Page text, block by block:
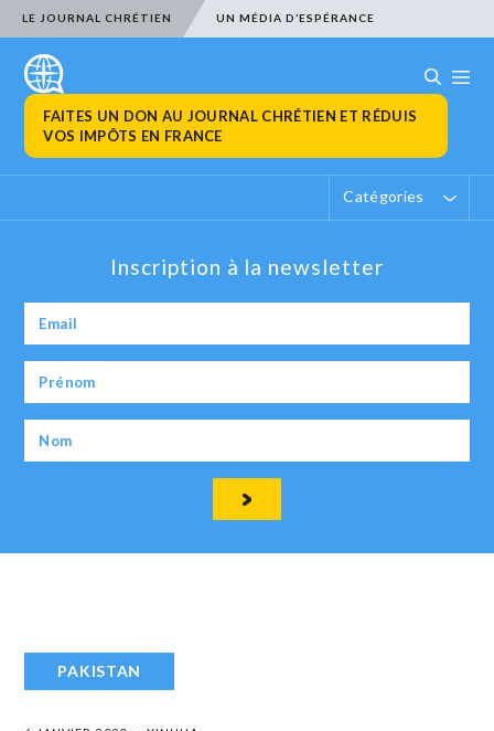
LE JOURNAL CHRÉTIEN UN MÉDIA D’ESPÉRANCE
FAITES UN DON AU JOURNAL CHRÉTIEN ET RÉDUIS
VOS IMPÔTS EN FRANCE
Catégories
Inscription à la newsletter
PAKISTAN